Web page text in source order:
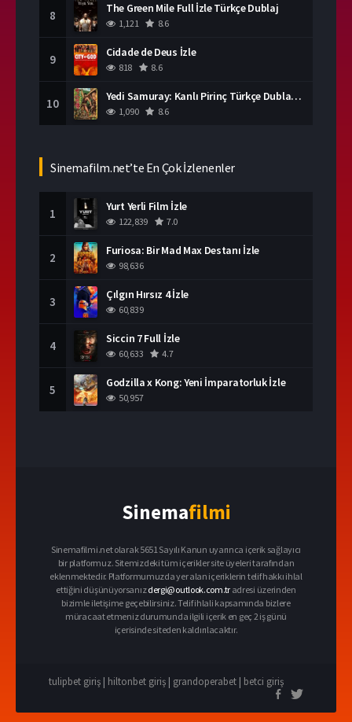
8 The Green Mile Full İzle Türkçe Dublaj
1,121 8.6
9 Cidade de Deus İzle
818 8.6
10 Yedi Samuray: Kanlı Pirinç Türkçe Dublaj İzle
1,090 8.6
Sinemafilm.net’te En Çok İzlenenler
1 Yurt Yerli Film İzle
122,839 7.0
2 Furiosa: Bir Mad Max Destanı İzle
98,636
3 Çılgın Hırsız 4 İzle
60,839
4 Siccin 7 Full İzle
60,633 4.7
5 Godzilla x Kong: Yeni İmparatorluk İzle
50,957
Sinemafilmi
Sinemafilmi.net olarak 5651 Sayılı Kanun uyarınca içerik sağlayıcı
bir platformuz. Sitemizdeki tüm içerikler site üyeleri tarafından
eklenmektedir. Platformumuzda yer alan içeriklerin telif hakkı ihlal
ettiğini düşünüyorsanızdergi@outlook.com.tr adresi üzerinden
bizimle iletişime geçebilirsiniz. Telif ihlali kapsamında bizlere
müracaat etmeniz durumunda ilgili içerik en geç 2 iş günü
içerisinde siteden kaldırılacaktır.
tulipbet giriş | hiltonbet giriş | grandoperabet | betci giriş